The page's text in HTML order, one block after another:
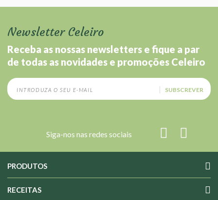
Newsletter Celeiro
Receba as nossas newsletters e fique a par
de todas as novidades e promoções Celeiro
SUBSCREVER
Siga-nos nas redes sociais
PRODUTOS
RECEITAS